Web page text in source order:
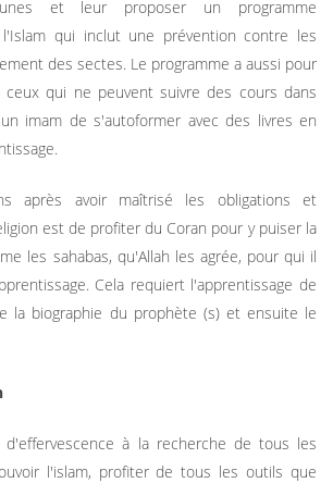
et leur proposer un programme
l'Islam qui inclut une prévention contre les
des sectes. Le programme a aussi pour
qui ne peuvent suivre des cours dans
imam de s'autoformer avec des livres en
après avoir maîtrisé les obligations et
est de profiter du Coran pour y puiser la
les sahabas, qu'Allah les agrée, pour qui il
Cela requiert l'apprentissage de
la biographie du prophète (s) et ensuite le
à la recherche de tous les
l'islam, profiter de tous les outils que